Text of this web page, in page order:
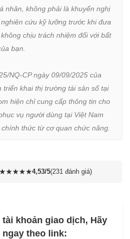
nhân, không phải là khuyến nghị
cứu kỹ lưỡng trước khi đưa
chịu trách nhiệm đối với bất
bạn.
NQ-CP ngày 09/09/2025 của
triển khai thị trường tài sản số tại
hiện chỉ cung cấp thông tin cho
vụ người dùng tại Việt Nam
thức từ cơ quan chức năng.
★★★★★4,53/5(231 đánh giá)
khoản giao dịch, Hãy
ngay theo link: